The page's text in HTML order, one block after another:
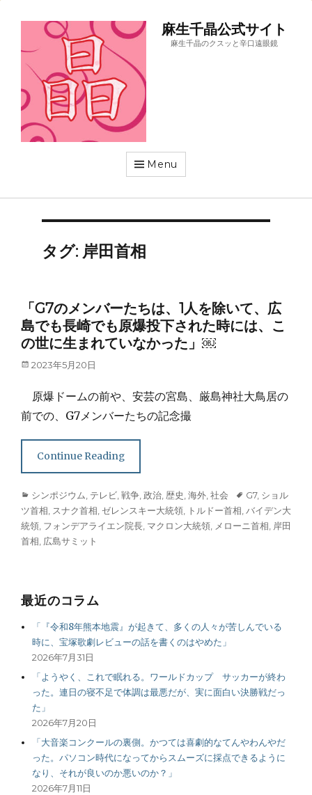
麻生千晶公式サイト
麻生千晶のクスッと辛口遠眼鏡
Menu
タグ: 岸田首相
「G7のメンバーたちは、1人を除いて、広
島でも長崎でも原爆投下された時には、こ
の世に生まれていなかった」￼
Posted
2023年5月20日
原爆ドームの前や、安芸の宮島、厳島神社大鳥居の
前での、G7メンバーたちの記念撮
Continue Reading
Categories
シンポジウム テレビ 戦争 政治 歴史 海外 社会 Tags
G7, ショル
ツ首相 スナク首相 ゼレンスキー大統領 トルドー首相 バイデン大
統領 フォンデアライエン院長 マクロン大統領 メローニ首相 岸田
首相 広島サミット
最近のコラム
「『令和8年熊本地震』が起きて、多くの人々が苦しんでいる
時に、宝塚歌劇レビューの話を書くのはやめた」
2026年7月31日
「ようやく、これで眠れる。ワールドカップ サッカーが終わ
った。連日の寝不足で体調は最悪だが、実に面白い決勝戦だっ
た」
2026年7月20日
「大音楽コンクールの裏側。かつては喜劇的なてんやわんやだ
った。パソコン時代になってからスムーズに採点できるように
なり、それが良いのか悪いのか？」
2026年7月11日